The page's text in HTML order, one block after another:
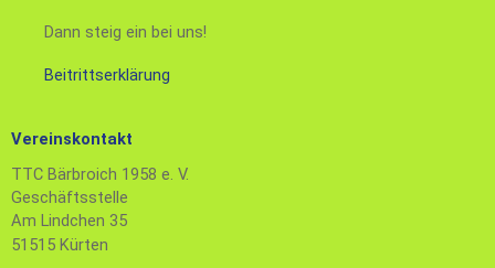
Dann steig ein bei uns!
Beitrittserklärung
Vereinskontakt
TTC Bärbroich 1958 e. V.
Geschäftsstelle
Am Lindchen 35
51515 Kürten